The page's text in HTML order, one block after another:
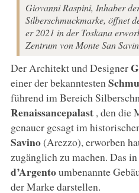
Giovanni Raspini, Inhaber
Silberschmuckmarke, öffnet
er 2021 in der Toskana
Zentrum von Monte San
Der Architekt und Designer
einer der bekanntesten
führend im Bereich
Renaissancepalast , den die
genauer gesagt im
Savino(Arezzo), erworben
zugänglich zu machen. Das in
d’Argentoumbenannte
der Marke darstellen.